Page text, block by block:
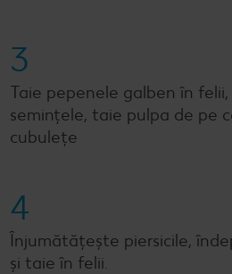
3
Taie pepenele galben în
semințele, taie pulpa de pe
cubulețe
4
Înjumătățește piersicile,
și taie în felii.